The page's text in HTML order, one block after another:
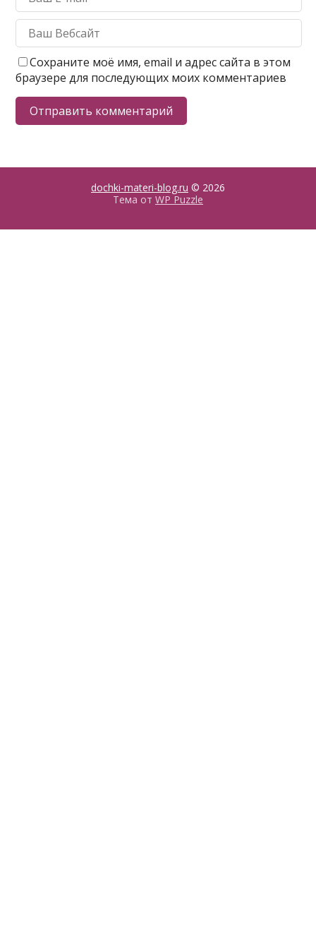
Сохраните моё имя, email и адрес сайта в этом
браузере для последующих моих комментариев
dochki-materi-blog.ru © 2026
Тема от WP Puzzle